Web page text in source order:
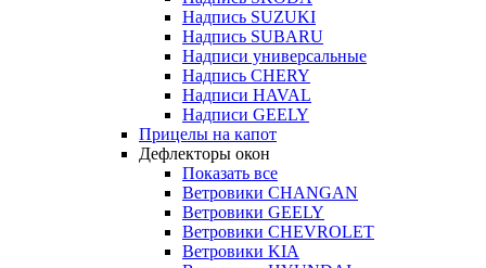
Надпись SUZUKI
Надпись SUBARU
Надписи универсальные
Надпись CHERY
Надписи HAVAL
Надписи GEELY
Прицелы на капот
Дефлекторы окон
Показать все
Ветровики CHANGAN
Ветровики GEELY
Ветровики CHEVROLET
Ветровики KIA